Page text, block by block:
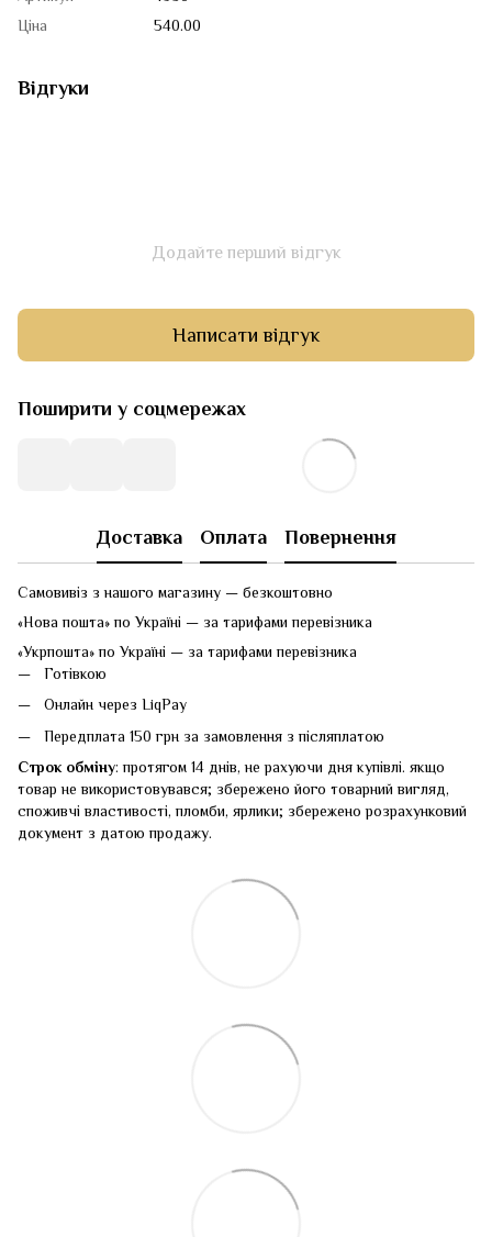
Ціна
540.00
Відгуки
Додайте перший відгук
Написати відгук
Поширити у соцмережах
Доставка Оплата Повернення
Самовивіз з нашого магазину — безкоштовно
«Нова пошта» по Україні — за тарифами перевізника
«Укрпошта» по Україні — за тарифами перевізника
Готівкою
Онлайн через LiqPay
Передплата 150 грн за замовлення з післяплатою
Строк обміну: протягом 14 днів, не рахуючи дня купівлі. якщо
товар не використовувався; збережено його товарний вигляд,
споживчі властивості, пломби, ярлики; збережено розрахунковий
документ з датою продажу.